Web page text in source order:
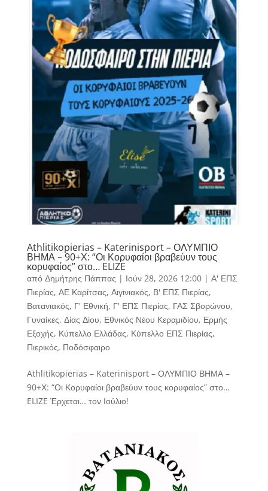
Athlitikopierias – Katerinisport – ΟΛΥΜΠΙΟ
ΒΗΜΑ – 90+Χ: “Οι Κορυφαίοι βραβεύυν τους
κορυφαίος” στο… ELIZE
από Δημήτρης Πάππας | Ιούν 28, 2026 12:00| Α' ΕΠΣ
Πιερίας, ΑΕ Καρίτσας, Αιγινιακός, Β' ΕΠΣ Πιερίας,
Βατανιακός, Γ' Εθνική, Γ' ΕΠΣ Πιερίας, ΓΑΣ Σβορώνου,
Γυναίκες, Δίας Δίου, Εθνικός Νέου Κεραμιδίου, Ερμής
Εξοχής, Κύπελλο Ελλάδας, Κύπελλο ΕΠΣ Πιερίας,
Πιερικός, Ποδόσφαιρο
Athlitikopierias – Katerinisport – ΟΛΥΜΠΙΟ ΒΗΜΑ –
90+Χ: “Οι Κορυφαίοι βραβεύυν τους κορυφαίος” στο…
ELIZE Έρχεται… τον Ιούλιο!